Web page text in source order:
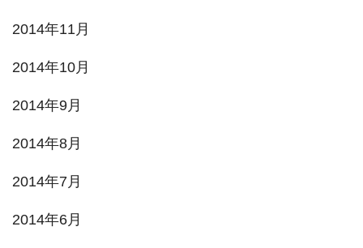
2014年11月
2014年10月
2014年9月
2014年8月
2014年7月
2014年6月